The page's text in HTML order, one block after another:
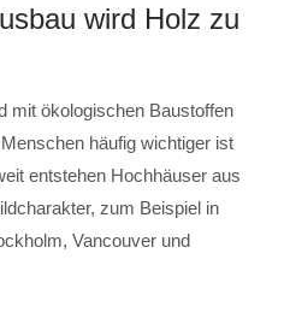
wird Holz zu
mit ökologischen Baustoffen
häufig wichtiger ist
entstehen Hochhäuser aus
zum Beispiel in
Vancouver und